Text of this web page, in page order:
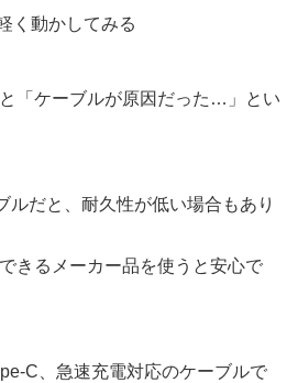
く動かしてみる
「ケーブルが原因だった…」とい
ルだと、耐久性が低い場合もあり
きるメーカー品を使うと安心で
C、急速充電対応のケーブルで